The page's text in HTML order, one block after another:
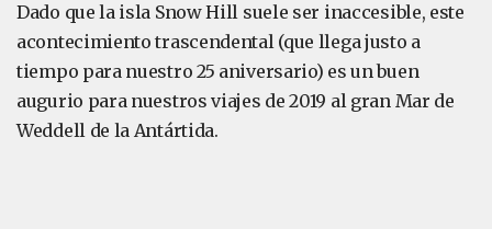
Dado que la isla Snow Hill suele ser inaccesible, este
acontecimiento trascendental (que llega justo a
tiempo para nuestro 25 aniversario) es un buen
augurio para nuestros viajes de 2019 al gran Mar de
Weddell de la Antártida.